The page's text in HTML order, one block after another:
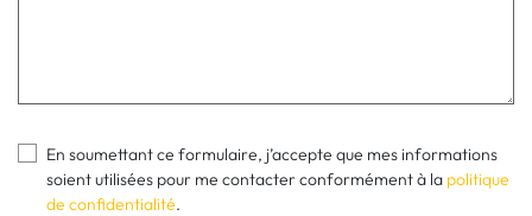
En soumettant ce formulaire, j’accepte que mes informations
soient utilisées pour me contacter conformément à la politique
de confidentialité.